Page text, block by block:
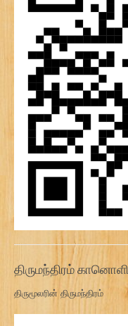
திருமந்திரம்
திருமூலரின் திருமந்திரம்